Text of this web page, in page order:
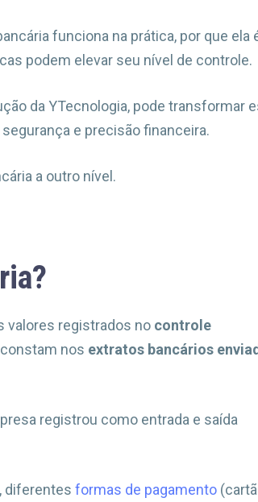
funciona na prática, por que ela
podem elevar seu nível de controle.
da YTecnologia, pode transformar
e precisão financeira.
a outro nível.
valores registrados no controle
nos extratos bancários
registrou como entrada e saída
diferentes formas de pagamento